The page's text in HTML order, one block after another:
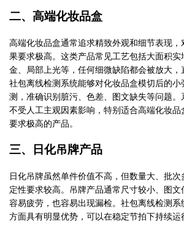
二、高端化妆品盒
高端化妆品盒通常追求精致外观和细节表现，
果要求极高。这类产品常见工艺包括大面积实
金、局部上光等，任何细微缺陷都会被放大，
社包离线检测系统能够对化妆品盒模切后的小
测，准确识别脏污、色差、图文缺失等问题。
不受人工主观因素影响，特别适合高端化妆品
要求极高的产品。
三、日化吊牌产品
日化吊牌虽然单件价值不高，但数量大、批
定性要求较高。吊牌产品通常尺寸较小、图文
容易疲劳，也容易出现漏检。社包离线检测系
方面具有明显优势，可以在稳定节拍下持续